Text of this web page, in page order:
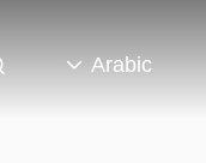
Arabic